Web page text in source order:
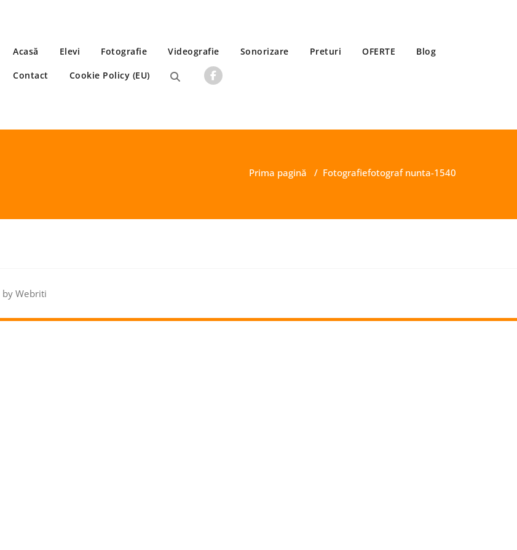
Acasă Elevi Fotografie Videografie Sonorizare Preturi OFERTE Blog
Contact Cookie Policy (EU)
Prima pagină / Fotografiefotograf nunta-1540
by Webriti